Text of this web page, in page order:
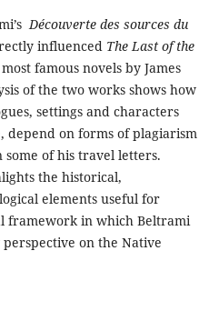
Découverte des sources du
influenced The Last of the
famous novels by James
of the two works shows how
settings and characters
depend on forms of plagiarism
of his travel letters.
the historical,
elements useful for
framework in which Beltrami
on the Native